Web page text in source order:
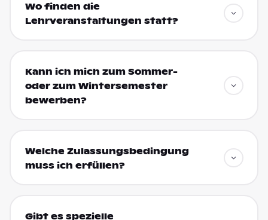
Wo finden die
Lehrveranstaltungen statt?
Kann ich mich zum Sommer-
oder zum Wintersemester
bewerben?
Welche Zulassungsbedingung
muss ich erfüllen?
Gibt es spezielle